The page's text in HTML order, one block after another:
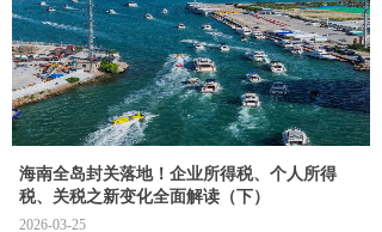
海南全岛封关落地！企业所得税、个人所得
税、关税之新变化全面解读（下）
2026-03-25